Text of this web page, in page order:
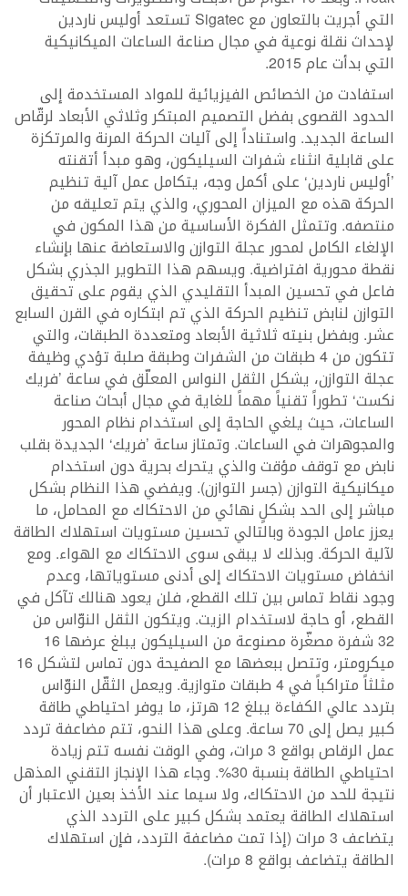
التي أجريت بالتعاون مع Sigatec تستعد أوليس ناردين
لإحداث نقلة نوعية في مجال صناعة الساعات الميكانيكية
التي بدأت عام 2015.
استفادت من الخصائص الفيزيائية للمواد المستخدمة إلى
الحدود القصوى بفضل التصميم المبتكر وثلاثي الأبعاد لرقّاص
الساعة الجديد. واستناداً إلى آليات الحركة المرنة والمرتكزة
على قابلية انثناء شفرات السيليكون، وهو مبدأ أتقنته
’أوليس ناردين‘ على أكمل وجه، يتكامل عمل آلية تنظيم
الحركة هذه مع الميزان المحوري، والذي يتم تعليقه من
منتصفه. وتتمثل الفكرة الأساسية من هذا المكون في
الإلغاء الكامل لمحور عجلة التوازن والاستعاضة عنها بإنشاء
نقطة محورية افتراضية. ويسهم هذا التطوير الجذري بشكل
فاعل في تحسين المبدأ التقليدي الذي يقوم على تحقيق
التوازن لنابض تنظيم الحركة الذي تم ابتكاره في القرن السابع
عشر. وبفضل بنيته ثلاثية الأبعاد ومتعددة الطبقات، والتي
تتكون من 4 طبقات من الشفرات وطبقة صلبة تؤدي وظيفة
عجلة التوازن، يشكل الثقل النواس المعلّق في ساعة ’فريك
نكست‘ تطوراً تقنياً مهماً للغاية في مجال أبحاث صناعة
الساعات، حيث يلغي الحاجة إلى استخدام نظام المحور
والمجوهرات في الساعات. وتمتاز ساعة ’فريك‘ الجديدة بقلب
نابض مع توقف مؤقت والذي يتحرك بحرية دون استخدام
ميكانيكية التوازن (جسر التوازن). ويفضي هذا النظام بشكل
مباشر إلى الحد بشكلٍ نهائي من الاحتكاك مع المحامل، ما
يعزز عامل الجودة وبالتالي تحسين مستويات استهلاك الطاقة
لآلية الحركة. وبذلك لا يبقى سوى الاحتكاك مع الهواء. ومع
انخفاض مستويات الاحتكاك إلى أدنى مستوياتها، وعدم
وجود نقاط تماس بين تلك القطع، فلن يعود هنالك تآكل في
القطع، أو حاجة لاستخدام الزيت. ويتكون الثقل النوّاس من
32 شفرة مصغّرة مصنوعة من السيليكون يبلغ عرضها 16
ميكرومتر، وتتصل ببعضها مع الصفيحة دون تماس لتشكل 16
مثلثاً متراكباً في 4 طبقات متوازية. ويعمل الثقّل النوّاس
بتردد عالي الكفاءة يبلغ 12 هرتز، ما يوفر احتياطي طاقة
كبير يصل إلى 70 ساعة. وعلى هذا النحو، تتم مضاعفة تردد
عمل الرقاص بواقع 3 مرات، وفي الوقت نفسه تتم زيادة
احتياطي الطاقة بنسبة 30%. وجاء هذا الإنجاز التقني المذهل
نتيجة للحد من الاحتكاك، ولا سيما عند الأخذ بعين الاعتبار أن
استهلاك الطاقة يعتمد بشكل كبير على التردد الذي
يتضاعف 3 مرات (إذا تمت مضاعفة التردد، فإن استهلاك
الطاقة يتضاعف بواقع 8 مرات).